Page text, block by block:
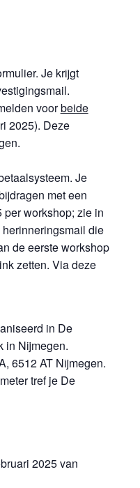
Je krijgt
voorbeide
2025). Deze
Je
met een
workshop; zie in
die
de eerste workshop
zetten. Via deze
in De
in Nijmegen.
6512 AT Nijmegen.
tref je De
2025 van